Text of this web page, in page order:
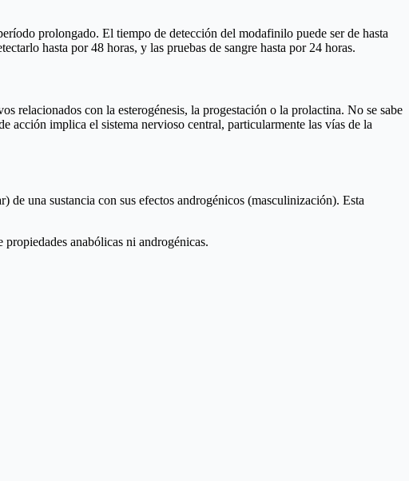
prolongado. El tiempo de detección del modafinilo puede ser de hasta
hasta por 48 horas, y las pruebas de sangre hasta por 24 horas.
relacionados con la esterogénesis, la progestación o la prolactina. No se sabe
acción implica el sistema nervioso central, particularmente las vías de la
una sustancia con sus efectos androgénicos (masculinización). Esta
propiedades anabólicas ni androgénicas.